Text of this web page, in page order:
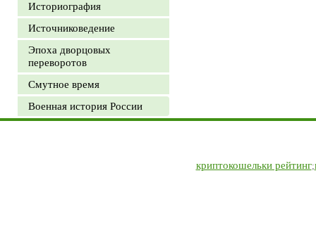
Историография
Источниковедение
Эпоха дворцовых
переворотов
Смутное время
Военная история России
криптокошельки рейтинг;